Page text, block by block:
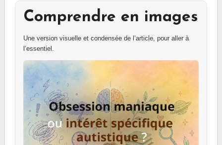
Comprendre en images
Une version visuelle et condensée de l’article, pour aller à
l’essentiel.